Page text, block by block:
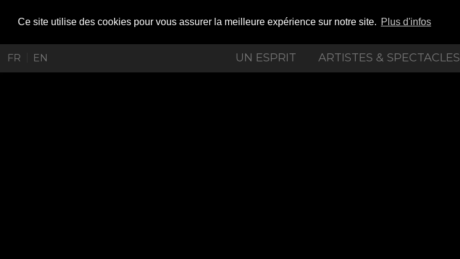
Ce site utilise des cookies pour vous assurer la meilleure expérience sur notre site. Plus d'infos
FR EN UN ESPRIT ARTISTES & SPECTACLES